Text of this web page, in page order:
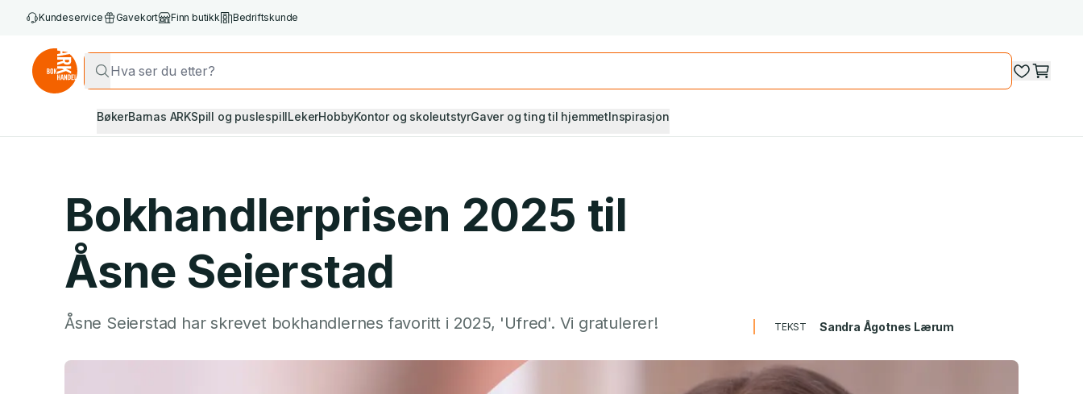
Kundeservice Gavekort Finn butikk Bedriftskunde
BøkerBarnas ARKSpill og puslespillLekerHobbyKontor og skoleutstyrGaver og ting til hjemmetInspirasjon
Bokhandlerprisen 2025 til
Åsne Seierstad
Åsne Seierstad har skrevet bokhandlernes favoritt i 2025, 'Ufred'. Vi gratulerer! TEKST Sandra Ågotnes Lærum